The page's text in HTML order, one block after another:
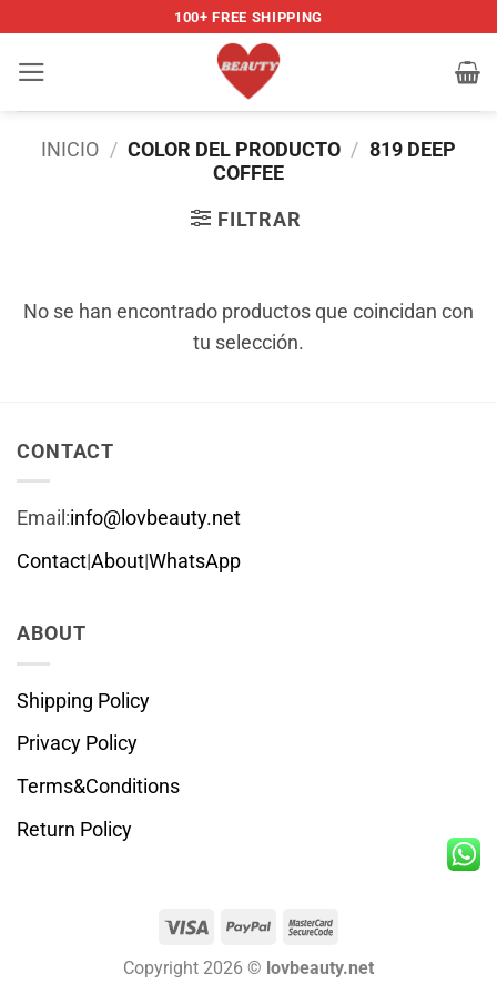
contenido
100+ FREE SHIPPING
INICIO / COLOR DEL PRODUCTO / 819 DEEP
COFFEE
FILTRAR
No se han encontrado productos que coincidan con
tu selección.
CONTACT
Email:info@lovbeauty.net
Contact|About|WhatsApp
ABOUT
Shipping Policy
Privacy Policy
Terms&Conditions
Return Policy
Visa PayPal MasterCard
Copyright 2026 © lovbeauty.net